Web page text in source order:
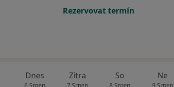
Rezervovat termín
Dnes
6 Srpen
Zítra
7 Srpen
So
8 Srpen
Ne
9 Srpen